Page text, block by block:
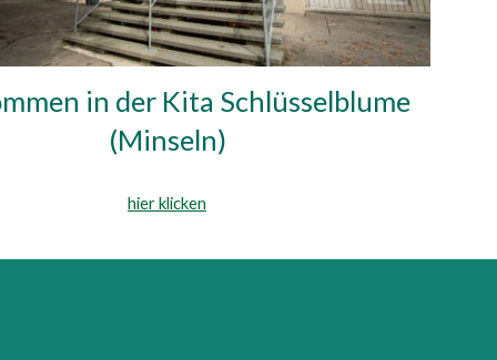
in der Kita Schlüsselblume
(Minseln)
hier klicken